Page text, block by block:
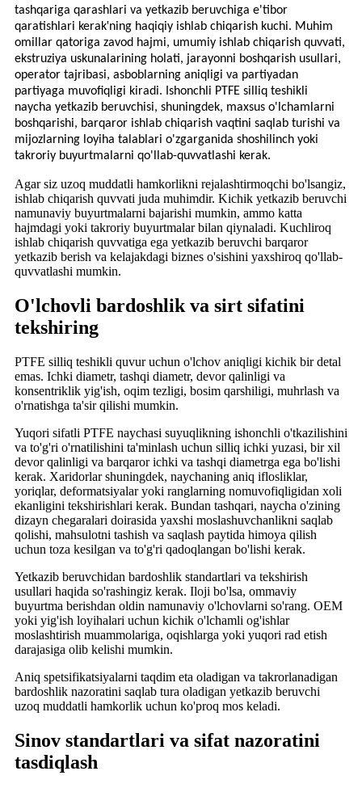
tashqariga qarashlari va yetkazib beruvchiga e'tibor
qaratishlari kerak'ning haqiqiy ishlab chiqarish kuchi. Muhim
omillar qatoriga zavod hajmi, umumiy ishlab chiqarish quvvati,
ekstruziya uskunalarining holati, jarayonni boshqarish usullari,
operator tajribasi, asboblarning aniqligi va partiyadan
partiyaga muvofiqligi kiradi. Ishonchli PTFE silliq teshikli
naycha yetkazib beruvchisi, shuningdek, maxsus o'lchamlarni
boshqarishi, barqaror ishlab chiqarish vaqtini saqlab turishi va
mijozlarning loyiha talablari o'zgarganida shoshilinch yoki
takroriy buyurtmalarni qo'llab-quvvatlashi kerak.
Agar siz uzoq muddatli hamkorlikni rejalashtirmoqchi bo'lsangiz,
ishlab chiqarish quvvati juda muhimdir. Kichik yetkazib beruvchi
namunaviy buyurtmalarni bajarishi mumkin, ammo katta
hajmdagi yoki takroriy buyurtmalar bilan qiynaladi. Kuchliroq
ishlab chiqarish quvvatiga ega yetkazib beruvchi barqaror
yetkazib berish va kelajakdagi biznes o'sishini yaxshiroq qo'llab-
quvvatlashi mumkin.
O'lchovli bardoshlik va sirt sifatini
tekshiring
PTFE silliq teshikli quvur uchun o'lchov aniqligi kichik bir detal
emas. Ichki diametr, tashqi diametr, devor qalinligi va
konsentriklik yig'ish, oqim tezligi, bosim qarshiligi, muhrlash va
o'rnatishga ta'sir qilishi mumkin.
Yuqori sifatli PTFE naychasi suyuqlikning ishonchli o'tkazilishini
va to'g'ri o'rnatilishini ta'minlash uchun silliq ichki yuzasi, bir xil
devor qalinligi va barqaror ichki va tashqi diametrga ega bo'lishi
kerak. Xaridorlar shuningdek, naychaning aniq iflosliklar,
yoriqlar, deformatsiyalar yoki ranglarning nomuvofiqligidan xoli
ekanligini tekshirishlari kerak. Bundan tashqari, naycha o'zining
dizayn chegaralari doirasida yaxshi moslashuvchanlikni saqlab
qolishi, mahsulotni tashish va saqlash paytida himoya qilish
uchun toza kesilgan va to'g'ri qadoqlangan bo'lishi kerak.
Yetkazib beruvchidan bardoshlik standartlari va tekshirish
usullari haqida so'rashingiz kerak. Iloji bo'lsa, ommaviy
buyurtma berishdan oldin namunaviy o'lchovlarni so'rang. OEM
yoki yig'ish loyihalari uchun kichik o'lchamli og'ishlar
moslashtirish muammolariga, oqishlarga yoki yuqori rad etish
darajasiga olib kelishi mumkin.
Aniq spetsifikatsiyalarni taqdim eta oladigan va takrorlanadigan
bardoshlik nazoratini saqlab tura oladigan yetkazib beruvchi
uzoq muddatli hamkorlik uchun ko'proq mos keladi.
Sinov standartlari va sifat nazoratini
tasdiqlash